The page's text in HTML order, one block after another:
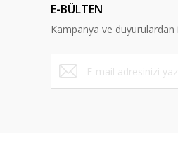
Bu ürüne benzer farklı
E-BÜLTEN
Kampanya ve